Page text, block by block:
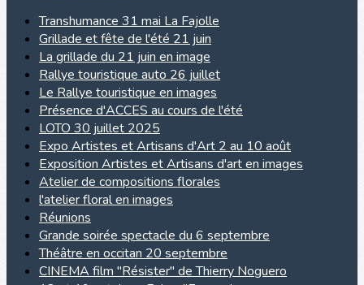
Transhumance 31 mai La Fajolle
Grillade et fête de l'été 21 juin
La grillade du 21 juin en image
Rallye touristique auto 26 juillet
Le Rallye touristique en images
Présence d'ACCES au cours de l'été
LOTO 30 juillet 2025
Expo Artistes et Artisans d'Art 2 au 10 août
Exposition Artistes et Artisans d'art en images
Atelier de compositions florales
l'atelier floral en images
Réunions
Grande soirée spectacle du 6 septembre
Théâtre en occitan 20 septembre
CINEMA film "Résister" de Thierry Noguero